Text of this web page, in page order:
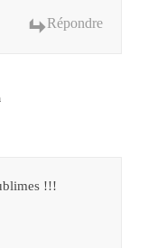
Répondre
!!!